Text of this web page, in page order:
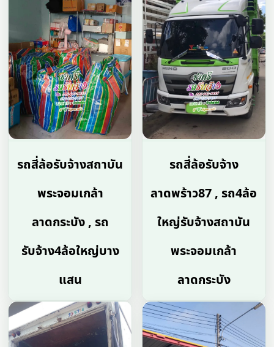
รถสี่ล้อรับจ้างสถาบัน
พระจอมเกล้า
ลาดกระบัง , รถ
รับจ้าง4ล้อใหญ่บาง
แสน
รถสี่ล้อรับจ้าง
ลาดพร้าว87 , รถ4ล้อ
ใหญ่รับจ้างสถาบัน
พระจอมเกล้า
ลาดกระบัง